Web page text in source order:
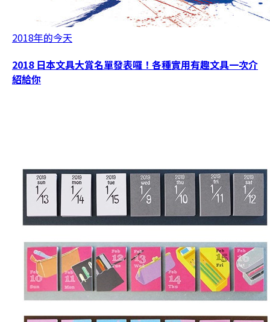
2018年的今天
2018 日本文具大賞名單發表囉！各種實用有趣文具一次介
紹給你